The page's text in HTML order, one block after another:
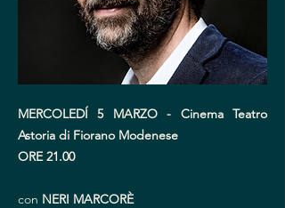
MERCOLEDÍ 5 MARZO - Cinema Teatro
Astoria di Fiorano Modenese
ORE 21.00
con NERI MARCORÈ